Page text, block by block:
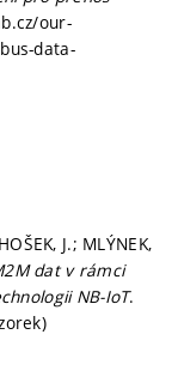
our-
data-
J.; MLÝNEK,
dat v rámci
NB-IoT.